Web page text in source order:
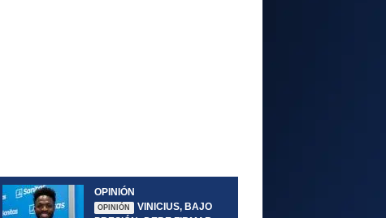
OPINIÓN
OPINIÓN
VINICIUS, BAJO